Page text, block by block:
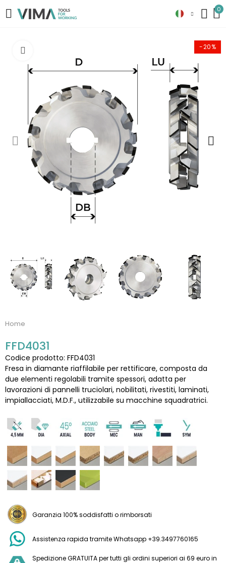
0
-20%
Home
FFD4031
Codice prodotto: FFD4031
Fresa in diamante riaffilabile per rettificare, composta da
due elementi regolabili tramite spessori, adatta per
lavorazioni di pannelli truciolari, nobilitati, rivestiti, laminati,
impiallacciati, M.D.F., utilizzabile su macchine squadratrici.
Garanzia 100% soddisfatti o rimborsati
Assistenza rapida tramite Whatsapp +39.3497760165
Spedizione GRATUITA per tutti gli ordini superiori ai 69 euro in